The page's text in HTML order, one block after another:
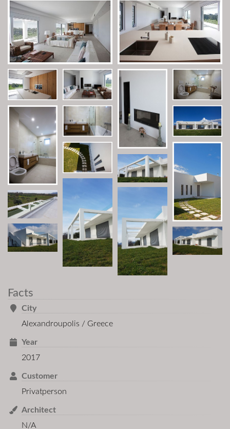
Facts
City
Alexandroupolis / Greece
Year
2017
Customer
Privatperson
Architect
N/A